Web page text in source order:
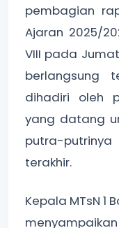
pembagian
Ajaran 2025/
VIII pada
berlangsung
dihadiri oleh
yang datang
putra-
terakhir.
Kepala MTsN 1